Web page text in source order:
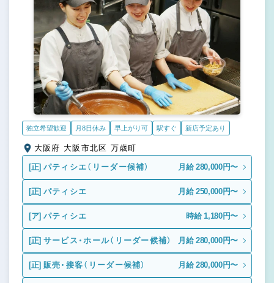
独立希望歓迎 月8日休み 早上がり可 駅すぐ 新店予定あり
大阪府 大阪市北区 万歳町
[正] パティシエ（リーダー候補） 月給 280,000円〜
[正] パティシエ 月給 250,000円〜
[ア] パティシエ 時給 1,180円〜
[正] サービス・ホール（リーダー候補） 月給 280,000円〜
[正] 販売・接客（リーダー候補） 月給 280,000円〜